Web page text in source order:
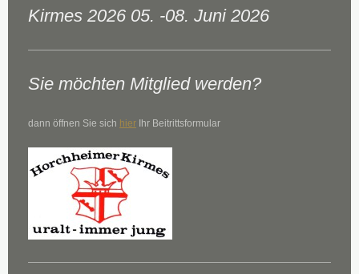
Kirmes 2026 05. -08. Juni 2026
Sie möchten Mitglied werden?
dann öffnen Sie sich hier Ihr Beitrittsformular